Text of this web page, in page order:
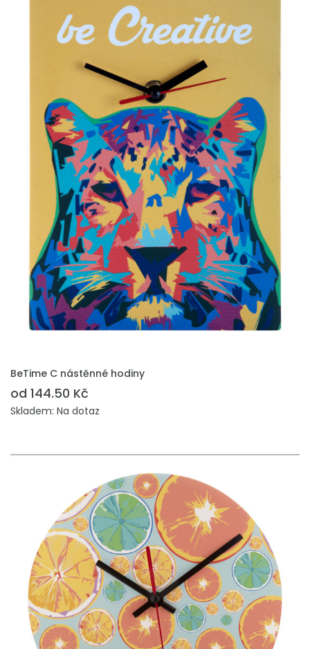
PŘIDAT DO POPTÁVKY
BeTime C nástěnné hodiny
od 144.50 Kč
Skladem: Na dotaz